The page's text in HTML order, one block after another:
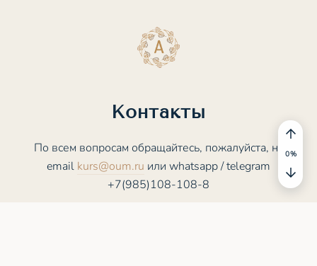
Контакты
По всем вопросам обращайтесь, пожалуйста, на
email kurs@oum.ru или whatsapp / telegram
+7(985)108-108-8
0%